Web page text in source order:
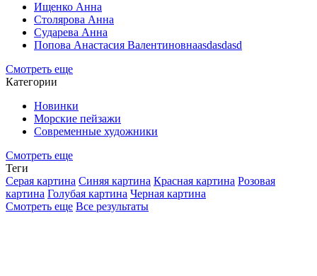
Ищенко Анна
Столярова Анна
Сударева Анна
Попова Анастасия Валентиновнаasdasdasd
Смотреть еще
Категории
Новинки
Морские пейзажи
Современные художники
Смотреть еще
Теги
Серая картина Синяя картина Красная картина Розовая
картина Голубая картина Черная картина
Смотреть еще Все результаты